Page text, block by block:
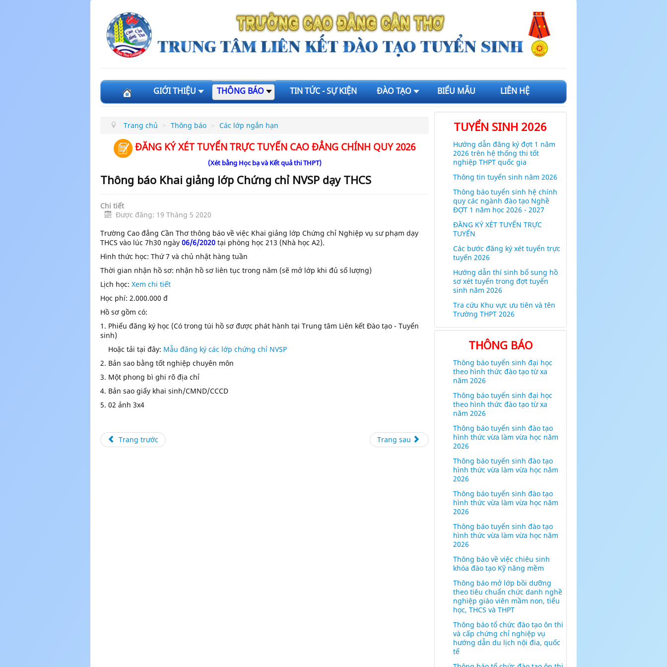
GIỚI THIỆU THÔNG BÁO TIN TỨC - SỰ KIỆN ĐÀO TẠO BIỂU MẪU LIÊN HỆ
Trang chủ > Thông báo > Các lớp ngắn hạn
ĐĂNG KÝ XÉT TUYỂN TRỰC TUYẾN CAO ĐẲNG CHÍNH QUY 2026
(Xét bằng Học bạ và Kết quả thi THPT)
Thông báo Khai giảng lớp Chứng chỉ NVSP dạy THCS
Chi tiết
Được đăng: 19 Tháng 5 2020
Trường Cao đẳng Cần Thơ thông báo về việc Khai giảng lớp Chứng chỉ Nghiệp vụ sư phạm dạy
THCS vào lúc 7h30 ngày 06/6/2020 tại phòng học 213 (Nhà học A2).
Hình thức học: Thứ 7 và chủ nhật hàng tuần
Thời gian nhận hồ sơ: nhận hồ sơ liên tục trong năm (sẽ mở lớp khi đủ số lượng)
Lịch học: Xem chi tiết
Học phí: 2.000.000 đ
Hồ sơ gồm có:
1. Phiếu đăng ký học (Có trong túi hồ sơ được phát hành tại Trung tâm Liên kết Đào tạo - Tuyển
sinh)
Hoặc tải tại đây: Mẫu đăng ký các lớp chứng chỉ NVSP
2. Bản sao bằng tốt nghiệp chuyên môn
3. Một phong bì ghi rõ địa chỉ
4. Bản sao giấy khai sinh/CMND/CCCD
5. 02 ảnh 3x4
Trang trước Trang sau
TUYỂN SINH 2026
Hướng dẫn đăng ký đợt 1 năm
2026 trên hệ thống thi tốt
nghiệp THPT quốc gia
Thông tin tuyển sinh năm 2026
Thông báo tuyển sinh hệ chính
quy các ngành đào tạo Nghề
ĐỢT 1 năm học 2026 - 2027
ĐĂNG KÝ XÉT TUYỂN TRỰC
TUYẾN
Các bước đăng ký xét tuyển trực
tuyến 2026
Hướng dẫn thí sinh bổ sung hồ
sơ xét tuyển trong đợt tuyển
sinh năm 2026
Tra cứu Khu vực ưu tiên và tên
Trường THPT 2026
THÔNG BÁO
Thông báo tuyển sinh đại học
theo hình thức đào tạo từ xa
năm 2026
Thông báo tuyển sinh đại học
theo hình thức đào tạo từ xa
năm 2026
Thông báo tuyển sinh đào tạo
hình thức vừa làm vừa học năm
2026
Thông báo tuyển sinh đào tạo
hình thức vừa làm vừa học năm
2026
Thông báo tuyển sinh đào tạo
hình thức vừa làm vừa học năm
2026
Thông báo tuyển sinh đào tạo
hình thức vừa làm vừa học năm
2026
Thông báo về việc chiêu sinh
khóa đào tạo Kỹ năng mềm
Thông báo mở lớp bồi dưỡng
theo tiêu chuẩn chức danh nghề
nghiệp giáo viên mầm non, tiểu
học, THCS và THPT
Thông báo tổ chức đào tạo ôn thi
và cấp chứng chỉ nghiệp vụ
hướng dẫn du lịch nội đia, quốc
tế